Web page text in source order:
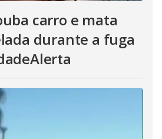
carro e mata
durante a fuga